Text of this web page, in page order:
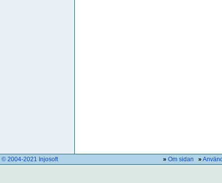
© 2004-2021 Injosoft » Om sidan »